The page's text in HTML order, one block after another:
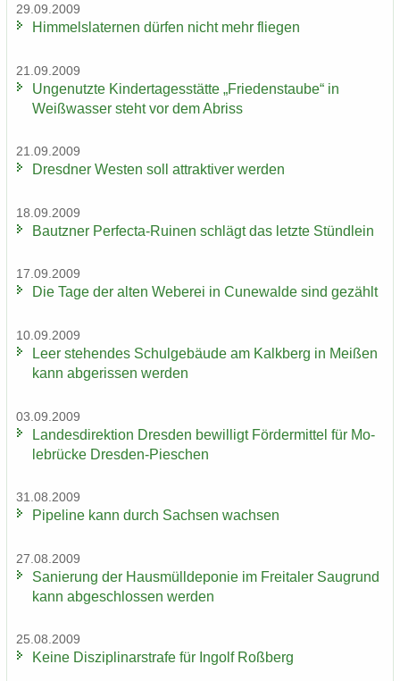
29.09.2009
Him­mels­la­ter­nen dür­fen nicht mehr flie­gen
21.09.2009
Un­ge­nutz­te Kin­der­ta­ges­stät­te „Frie­dens­tau­be“ in
Weiß­was­ser steht vor dem Ab­riss
21.09.2009
Dresd­ner Wes­ten soll at­trak­ti­ver wer­den
18.09.2009
Bautz­ner Perfecta-​Ruinen schlägt das letz­te Stünd­lein
17.09.2009
Die Tage der alten We­be­rei in Cu­n­e­wal­de sind ge­zählt
10.09.2009
Leer ste­hen­des Schul­ge­bäu­de am Kalk­berg in Mei­ßen
kann ab­ge­ris­sen wer­den
03.09.2009
Lan­des­di­rek­ti­on Dres­den be­wil­ligt För­der­mit­tel für Mo­
le­brü­cke Dresden-​Pieschen
31.08.2009
Pipe­line kann durch Sach­sen wach­sen
27.08.2009
Sa­nie­rung der Haus­müll­de­po­nie im Frei­ta­ler Saugrund
kann ab­ge­schlos­sen wer­den
25.08.2009
Keine Dis­zi­pli­nar­stra­fe für In­golf Roß­berg